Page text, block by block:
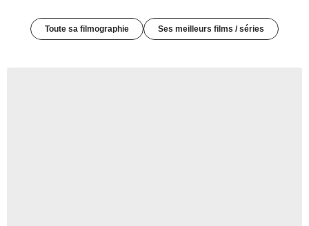
Toute sa filmographie Ses meilleurs films / séries